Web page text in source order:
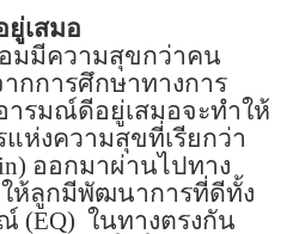
เสมอ
มมีความสุขกว่าคน
กการศึกษาทางการ
รมณ์ดีอยู่เสมอจะทำให้
ห่งความสุขที่เรียกว่า
ออกมาผ่านไปทาง
ห้ลูกมีพัฒนาการที่ดีทั้ง
(EQ) ในทางตรงกัน